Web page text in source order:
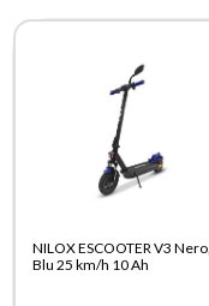
NILOX ESCOOTER V3 Nero,
Blu 25 km/h 10 Ah